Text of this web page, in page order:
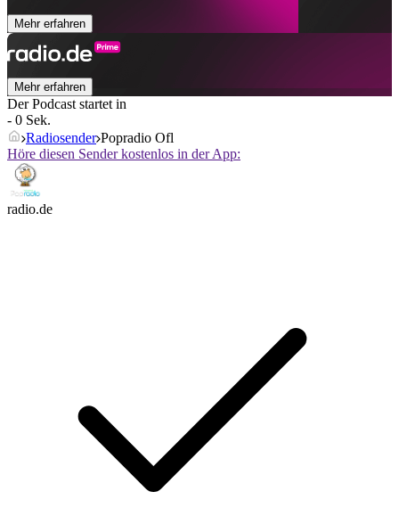
Mehr erfahren
Mehr erfahren
Der Podcast startet in
- 0 Sek.
Radiosender Popradio Ofl
Höre diesen Sender kostenlos in der App:
radio.de